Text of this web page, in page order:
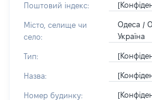
Поштовий індекс:
Місто, селище чи
село:
Одеса /
Україна
Тип:
Назва:
Номер будинку: